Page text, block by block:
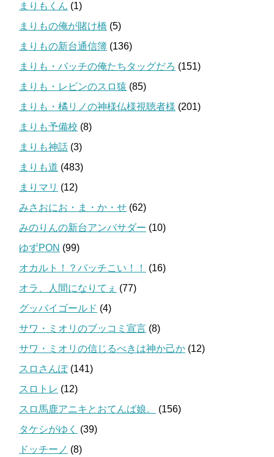
まりもくん (1)
まりもの俺が賭け橋 (5)
まりもの新台通信簿 (136)
まりも・バッチの俺たちタッグだろ (151)
まりも・レビンのスロ猿 (85)
まりも・橘リノの神様仏様視聴者様 (201)
まりも予備校 (8)
まりも神話 (3)
まりも道 (483)
まりマリ (12)
みさおにお・ま・か・せ (62)
みのりんの新台アンバサダー (10)
ゆずPON (99)
オカルト！？バッチこい！！
(16)
オラ、人間になりてぇ (77)
グッバイゴールド (4)
サワ・ミオリのブッコミ宣言 (8)
サワ・ミオリの信じるべきは神か己か (12)
スロさんぽ(141)
スロトレ (12)
スロ馬鹿アニキとおてんば娘。
(156)
タケシがゆく
(39)
ドッチーノ (8)